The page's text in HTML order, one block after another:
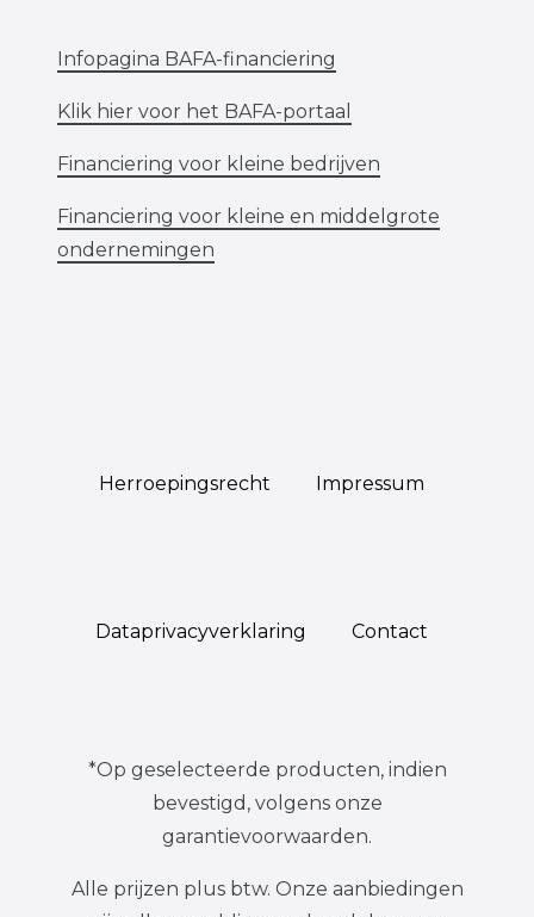
Infopagina BAFA-financiering
Klik hier voor het BAFA-portaal
Financiering voor kleine bedrijven
Financiering voor kleine en middelgrote
ondernemingen
Herroepings­recht Impressum
Data­privacy­verklaring Contact
*Op geselecteerde producten, indien
bevestigd, volgens onze
garantievoorwaarden.
Alle prijzen plus btw. Onze aanbiedingen